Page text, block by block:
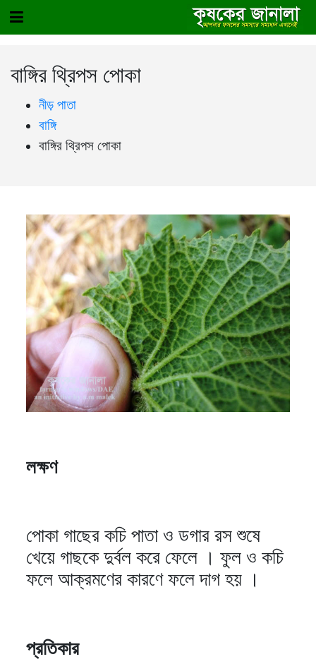
বাঙ্গির থ্রিপস পোকা
নীড় পাতা
বাঙ্গি
বাঙ্গির থ্রিপস পোকা
লক্ষণ
পোকা গাছের কচি পাতা ও ডগার রস শুষে
খেয়ে গাছকে দুর্বল করে ফেলে । ফুল ও কচি
ফলে আক্রমণের কারণে ফলে দাগ হয় ।
প্রতিকার